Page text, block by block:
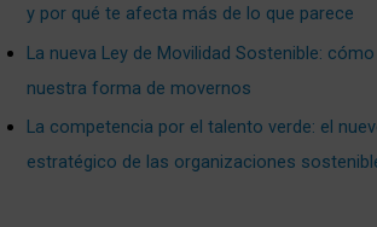
y por qué te afecta más de lo que parece
La nueva Ley de Movilidad Sostenible:
nuestra forma de movernos
La competencia por el talento verde: el
estratégico de las organizaciones